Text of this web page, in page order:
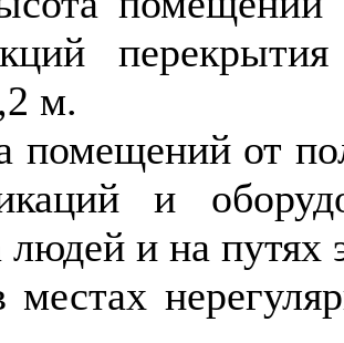
м.
помещений от
и
людей и на путях